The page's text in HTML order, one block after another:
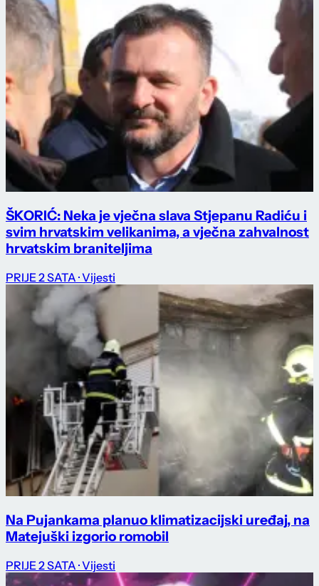
ŠKORIĆ: Neka je vječna slava Stjepanu Radiću i
svim hrvatskim velikanima, a vječna zahvalnost
hrvatskim braniteljima
PRIJE 2 SATA · Vijesti
Na Pujankama planuo klimatizacijski uređaj, na
Matejuški izgorio romobil
PRIJE 2 SATA · Vijesti